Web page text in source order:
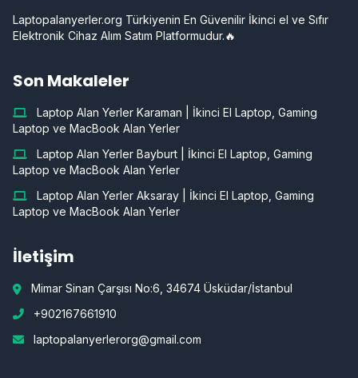
Laptopalanyerler.org Türkiyenin En Güvenilir İkinci el ve Sıfır
Elektronik Cihaz Alım Satım Platformudur.🔥
Son Makaleler
Laptop Alan Yerler Karaman | İkinci El Laptop, Gaming
Laptop ve MacBook Alan Yerler
Laptop Alan Yerler Bayburt | İkinci El Laptop, Gaming
Laptop ve MacBook Alan Yerler
Laptop Alan Yerler Aksaray | İkinci El Laptop, Gaming
Laptop ve MacBook Alan Yerler
İletişim
Mimar Sinan Çarşısı No:6, 34674 Üsküdar/İstanbul
+902167661910
laptopalanyerlerorg@gmail.com